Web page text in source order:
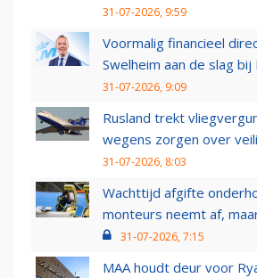
31-07-2026, 9:59
Voormalig financieel
Swelheim aan de slag bij
31-07-2026, 9:09
Rusland trekt
wegens zorgen over
31-07-2026, 8:03
Wachttijd afgifte
monteurs neemt af,
31-07-2026, 7:15
MAA houdt deur voor